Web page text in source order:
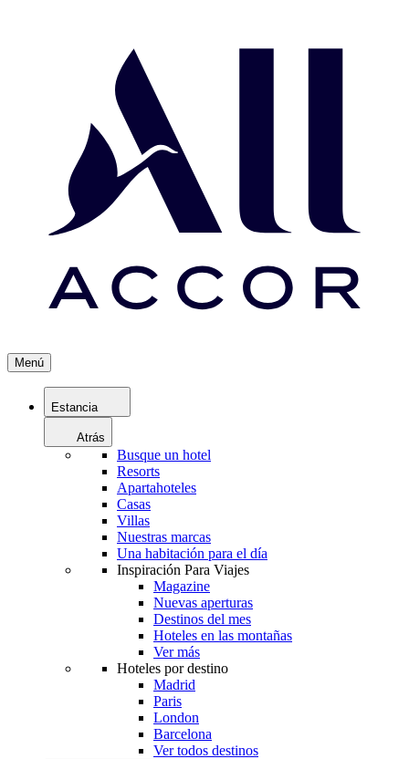
Menú
Estancia
Atrás
Busque un hotel
Resorts
Apartahoteles
Casas
Villas
Nuestras marcas
Una habitación para el día
Inspiración Para Viajes
Magazine
Nuevas aperturas
Destinos del mes
Hoteles en las montañas
Ver más
Hoteles por destino
Madrid
Paris
London
Barcelona
Ver todos destinos